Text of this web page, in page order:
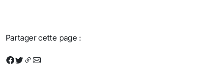
Partager cette page :